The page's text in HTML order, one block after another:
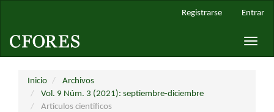
principal
Barra
Registrarse Entrar
Toggle
Inicio
Archivos
Vol. 9 Núm. 3 (2021): septiembre-diciembre
Artículos científicos